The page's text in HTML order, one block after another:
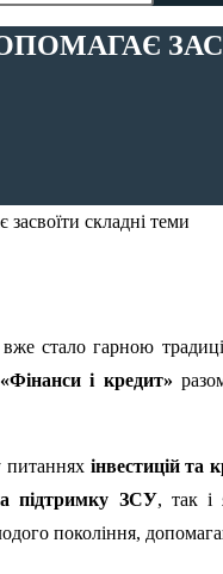
вже стало гарною
і кредит»
питаннях інвестицій та
підтримку ЗСУ, так і
покоління,